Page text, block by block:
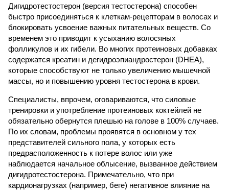
Дигидротестостерон (версия тестостерона) способен
быстро присоединяться к клеткам-рецепторам в волосах и
блокировать усвоение важных питательных веществ. Со
временем это приводит к усыханию волосяных
фолликулов и их гибели. Во многих протеиновых добавках
содержатся креатин и дегидроэпиандростерон (DHEA),
которые способствуют не только увеличению мышечной
массы, но и повышению уровня тестостерона в крови.
Специалисты, впрочем, оговариваются, что силовые
тренировки и употребление протеиновых коктейлей не
обязательно обернутся плешью на голове в 100% случаев.
По их словам, проблемы проявятся в основном у тех
представителей сильного пола, у которых есть
предрасположенность к потере волос или уже
наблюдается начальное облысение, вызванное действием
дигидротестостерона. Примечательно, что при
кардионагрузках (например, беге) негативное влияние на